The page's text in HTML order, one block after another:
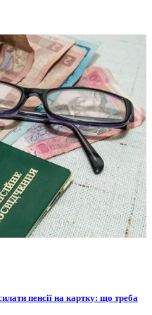
пенсії на картку: що треба